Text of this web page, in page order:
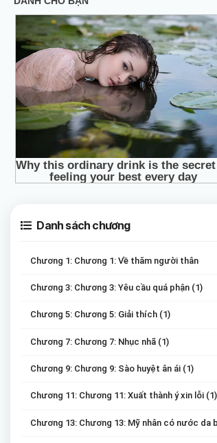
Danh sách chương
Chương 1: Chương 1: Về thăm người thân
Chương 3: Chương 3: Yêu cầu quá phận (1)
Chương 5: Chương 5: Giải thích (1)
Chương 7: Chương 7: Nhục nhã (1)
Chương 9: Chương 9: Sào huyệt ân ái (1)
Chương 11: Chương 11: Xuất thành ý xin lỗi (1)
Chương 13: Chương 13: Mỹ nhân có nước da